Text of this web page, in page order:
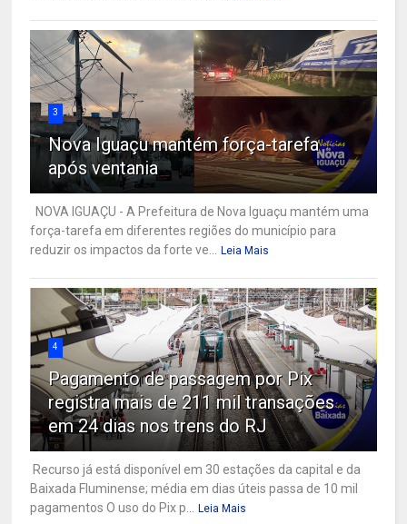
3
Nova Iguaçu mantém força-tarefa
após ventania
NOVA IGUAÇU - A Prefeitura de Nova Iguaçu mantém uma
força-tarefa em diferentes regiões do município para
reduzir os impactos da forte ve... Leia Mais
4
Pagamento de passagem por Pix
registra mais de 211 mil transações
em 24 dias nos trens do RJ
Recurso já está disponível em 30 estações da capital e da
Baixada Fluminense; média em dias úteis passa de 10 mil
pagamentos O uso do Pix p... Leia Mais